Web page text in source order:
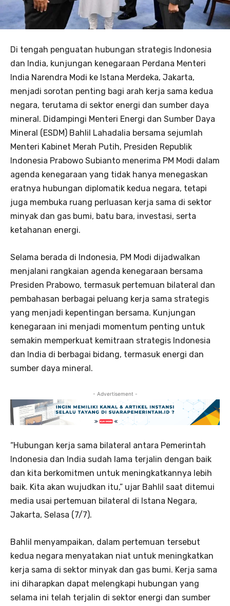
Di tengah penguatan hubungan strategis Indonesia
dan India, kunjungan kenegaraan Perdana Menteri
India Narendra Modi ke Istana Merdeka, Jakarta,
menjadi sorotan penting bagi arah kerja sama kedua
negara, terutama di sektor energi dan sumber daya
mineral. Didampingi Menteri Energi dan Sumber Daya
Mineral (ESDM) Bahlil Lahadalia bersama sejumlah
Menteri Kabinet Merah Putih, Presiden Republik
Indonesia Prabowo Subianto menerima PM Modi dalam
agenda kenegaraan yang tidak hanya menegaskan
eratnya hubungan diplomatik kedua negara, tetapi
juga membuka ruang perluasan kerja sama di sektor
minyak dan gas bumi, batu bara, investasi, serta
ketahanan energi.
Selama berada di Indonesia, PM Modi dijadwalkan
menjalani rangkaian agenda kenegaraan bersama
Presiden Prabowo, termasuk pertemuan bilateral dan
pembahasan berbagai peluang kerja sama strategis
yang menjadi kepentingan bersama. Kunjungan
kenegaraan ini menjadi momentum penting untuk
semakin memperkuat kemitraan strategis Indonesia
dan India di berbagai bidang, termasuk energi dan
sumber daya mineral.
- Advertisement -
“Hubungan kerja sama bilateral antara Pemerintah
Indonesia dan India sudah lama terjalin dengan baik
dan kita berkomitmen untuk meningkatkannya lebih
baik. Kita akan wujudkan itu,” ujar Bahlil saat ditemui
media usai pertemuan bilateral di Istana Negara,
Jakarta, Selasa (7/7).
Bahlil menyampaikan, dalam pertemuan tersebut
kedua negara menyatakan niat untuk meningkatkan
kerja sama di sektor minyak dan gas bumi. Kerja sama
ini diharapkan dapat melengkapi hubungan yang
selama ini telah terjalin di sektor energi dan sumber